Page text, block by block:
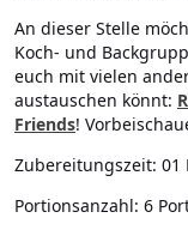
An dieser Stelle
Koch- und
euch mit vielen
austauschen könnt:
Friends!
Zubereitungszeit: 01
Portionsanzahl: 6